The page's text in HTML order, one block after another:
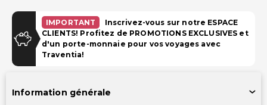
IMPORTANT
Inscrivez-vous sur notre ESPACE
CLIENTS! Profitez de PROMOTIONS EXCLUSIVES et
d'un porte-monnaie pour vos voyages avec
Traventia!
Information générale